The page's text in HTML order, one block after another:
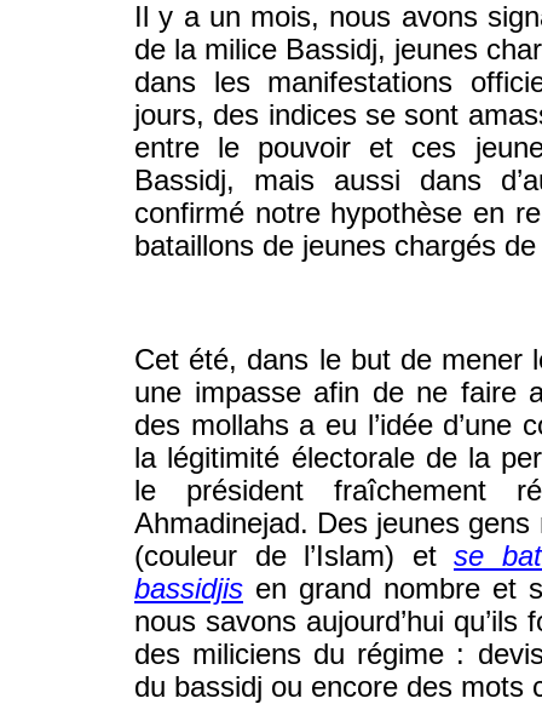
Il y a un mois, nous avons
de la milice Bassidj, jeunes
dans les manifestations
jours, des indices se sont
entre le pouvoir et ces
Bassidj, mais aussi dans
confirmé notre hypothèse en
bataillons de jeunes chargés
Cet été, dans le but de mener
une impasse afin de ne faire
des mollahs a eu l’idée d’une
la légitimité électorale de la
le président fraîchement
Ahmadinejad. Des jeunes
(couleur de l’Islam) et se
bassidjis en grand nombre et
nous savons aujourd’hui
des miliciens du régime :
du bassidj ou encore des mots